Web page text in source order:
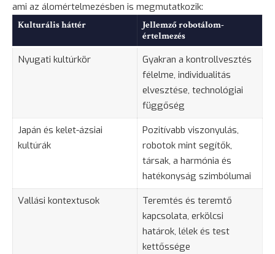
ami az álomértelmezésben is megmutatkozik:
Kulturális háttér
Jellemző robotálom-
értelmezés
Nyugati kultúrkör
Gyakran a kontrollvesztés
félelme, individualitás
elvesztése, technológiai
függőség
Japán és kelet-ázsiai
kultúrák
Pozitívabb viszonyulás,
robotok mint segítők,
társak, a harmónia és
hatékonyság szimbólumai
Vallási kontextusok
Teremtés és teremtő
kapcsolata, erkölcsi
határok, lélek és test
kettőssége